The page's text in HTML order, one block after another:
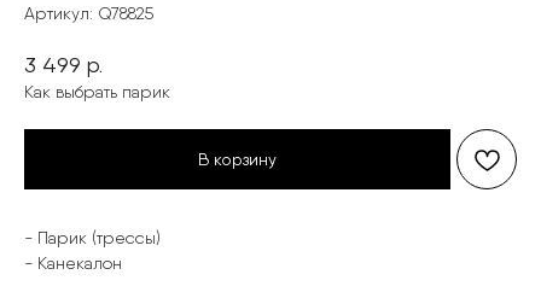
Артикул: Q78825
3 499 р.
Как выбрать парик
В корзину
- Парик (трессы)
- Канекалон